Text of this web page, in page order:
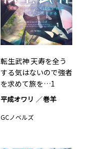
転生武神 天寿を全う
する気はないので強者
を求めて旅を…1
平成オワリ 巻羊
GCノベルズ